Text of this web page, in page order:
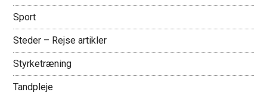
Sport
Steder – Rejse artikler
Styrketræning
Tandpleje